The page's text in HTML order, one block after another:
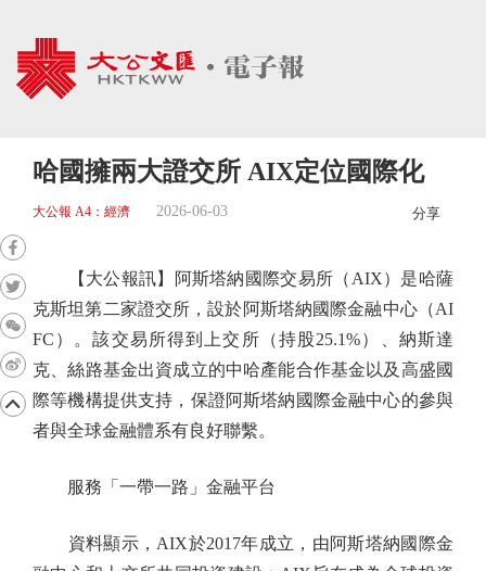
哈國擁兩大證交所 AIX定位國際化
大公報 A4：經濟 2026-06-03 分享
【大公報訊】阿斯塔納國際交易所（AIX）是哈薩
克斯坦第二家證交所，設於阿斯塔納國際金融中心（AI
FC）。該交易所得到上交所（持股25.1%）、納斯達
克、絲路基金出資成立的中哈產能合作基金以及高盛國
際等機構提供支持，保證阿斯塔納國際金融中心的參與
者與全球金融體系有良好聯繫。
服務「一帶一路」金融平台
資料顯示，AIX於2017年成立，由阿斯塔納國際金